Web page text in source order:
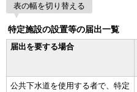
表の幅を切り替える
特定施設の設置等の届出一覧
届出を要する場合
公共下水道を使用する者で、特定